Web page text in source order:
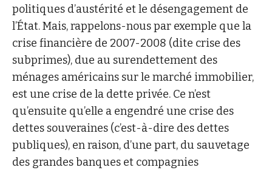
politiques d’austérité et le désengagement de
l’État. Mais, rappelons-nous par exemple que la
crise financière de 2007-2008 (dite crise des
subprimes), due au surendettement des
ménages américains sur le marché immobilier,
est une crise de la dette privée. Ce n’est
qu’ensuite qu’elle a engendré une crise des
dettes souveraines (c’est-à-dire des dettes
publiques), en raison, d’une part, du sauvetage
des grandes banques et compagnies